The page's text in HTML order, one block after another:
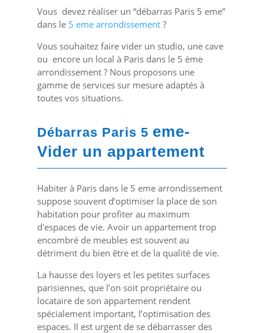
Vous devez réaliser un “débarras Paris 5 eme”
dans le 5 eme arrondissement?
Vous souhaitez faire vider un studio, une cave
ou encore un local à Paris dans le 5 ème
arrondissement ? Nous proposons une
gamme de services sur mesure adaptés à
toutes vos situations.
Débarras Paris 5 eme-
Vider un appartement
Habiter à Paris dans le 5 eme arrondissement
suppose souvent d’optimiser la place de son
habitation pour profiter au maximum
d'espaces de vie. Avoir un appartement trop
encombré de meubles est souvent au
détriment du bien être et de la qualité de vie.
La hausse des loyers et les petites surfaces
parisiennes, que l’on soit propriétaire ou
locataire de son appartement rendent
spécialement important, l’optimisation des
espaces. Il est urgent de se débarrasser des